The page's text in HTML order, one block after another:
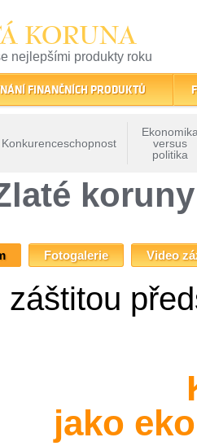
KORUNA
nejlepšími produkty roku
a kvality na finančním trhu
FINANČNÍCH PRODUKTŮ
Konkurenceschopnost
versus
politika
» X.
Fotogalerie Video
záštitou
jako